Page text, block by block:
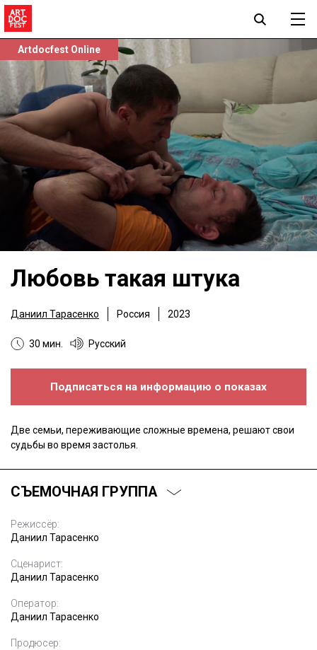
Artdocfest Online
Любовь такая штука
Даниил Тарасенко Россия 2023
30 мин. Русский
Подписаться на информацию о показах
Две семьи, переживающие сложные времена, решают свои
судьбы во время застолья.
СЪЕМОЧНАЯ ГРУППА
Режиссёр:
Даниил Тарасенко
Сценарист:
Даниил Тарасенко
Оператор:
Даниил Тарасенко
Продюсер: